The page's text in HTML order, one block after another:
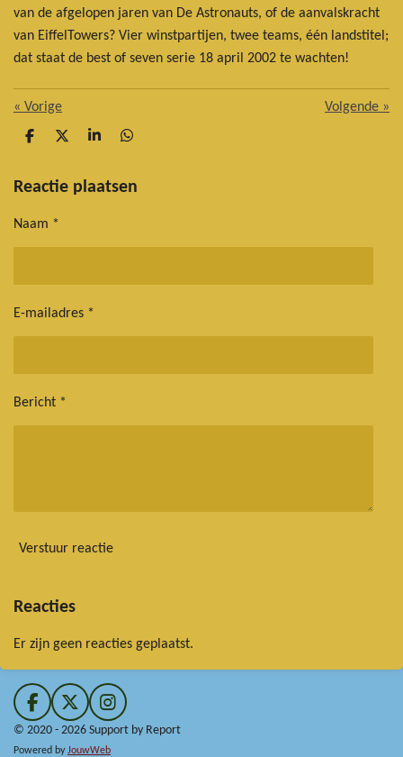
van de afgelopen jaren van De Astronauts, of de aanvalskracht
van EiffelTowers? Vier winstpartijen, twee teams, één landstitel;
dat staat de best of seven serie 18 april 2002 te wachten!
« Vorige Volgende »
D
e
D
l
S
r
D
e
Reactie plaatsen
Naam *
E-mailadres *
Bericht *
Verstuur reactie
Reacties
Er zijn geen reacties geplaatst.
F
a
X
I
n
s
© 2020 - 2026 Support by Report
Powered byJouwWeb